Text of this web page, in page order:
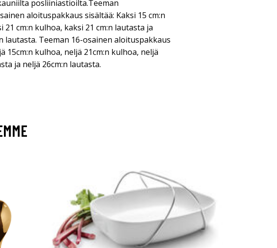
posliiniastioilta.Teeman
aloituspakkaus sisältää: Kaksi 15 cm:n
21 cm:n kulhoa, kaksi 21 cm:n lautasta ja
lautasta. Teeman 16-osainen aloituspakkaus
15cm:n kulhoa, neljä 21cm:n kulhoa, neljä
ja neljä 26cm:n lautasta.